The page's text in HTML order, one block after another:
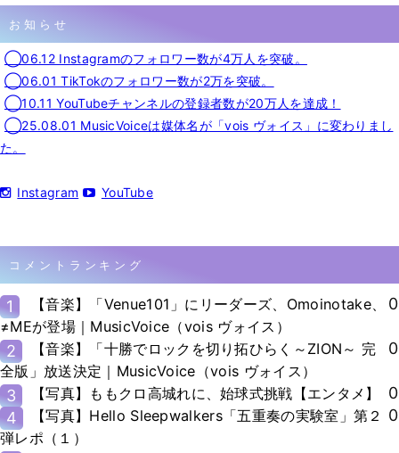
お知らせ
◯06.12 Instagramのフォロワー数が4万人を突破。
◯06.01 TikTokのフォロワー数が2万を突破。
◯10.11 YouTubeチャンネルの登録者数が20万人を達成！
◯25.08.01 MusicVoiceは媒体名が「vois ヴォイス」に変わりまし
た。
Instagram YouTube
コメントランキング
1
【音楽】「Venue101」にリーダーズ、Omoinotake、
≠MEが登場｜MusicVoice（vois ヴォイス）
0
2
【音楽】「十勝でロックを切り拓ひらく～ZION～ 完
全版」放送決定｜MusicVoice（vois ヴォイス）
0
3 【写真】ももクロ高城れに、始球式挑戦【エンタメ】
0
4
【写真】Hello Sleepwalkers「五重奏の実験室」第２
弾レポ（１）
0